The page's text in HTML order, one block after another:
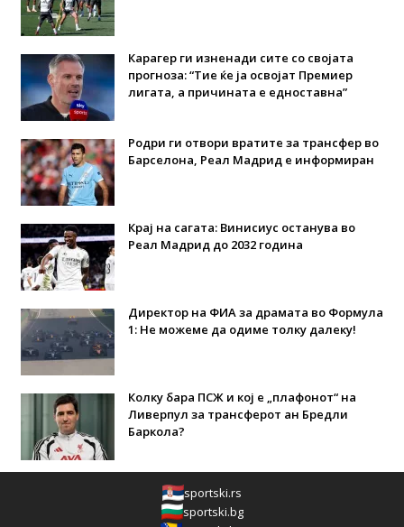
Карагер ги изненади сите со својата
прогноза: “Тие ќе ја освојат Премиер
лигата, а причината е едноставна”
Родри ги отвори вратите за трансфер во
Барселона, Реал Мадрид е информиран
Крај на сагата: Винисиус останува во
Реал Мадрид до 2032 година
Директор на ФИА за драмата во Формула
1: Не можеме да одиме толку далеку!
Колку бара ПСЖ и кој е „плафонот“ на
Ливерпул за трансферот ан Бредли
Баркола?
sportski.rs
sportski.bg